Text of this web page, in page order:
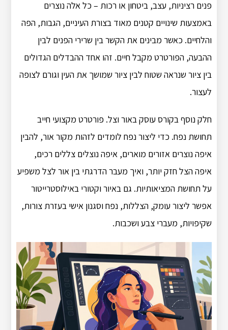
פנים רציניות, עצב, ביטחון או רכות – כל אלה נוצרים
באמצעות שינויים קטנים מאוד בצורת העיניים, הגבות, הפה
והלחיים. כאשר מבינים את הקשר בין שרירי הפנים לבין
ההבעה, הפורטרט מקבל חיים. זהו אחד ההבדלים הגדולים
בין ציור שנראה שטוח לבין ציור שמושך את העין וגורם לצופה
לעצור.
חלק נוסף בקורס עוסק באור וצל. פורטרט מקצועי חייב
תחושת נפח. כדי ליצור נפח לומדים לזהות מקור אור, להבין
איפה נוצרים אזורים מוארים, איפה נוצלים צללים רכים,
איפה הצל חזק יותר, ואיך מעבר הדרגתי בין אור לצל משפיע
על תחושת המציאותיות. גם באיור וקטורי באילוסטרייטור
אפשר ליצור עומק, הצללות, נפח וסגנון אישי בעזרת צורות,
שקיפויות, מעברי צבע ושכבות.